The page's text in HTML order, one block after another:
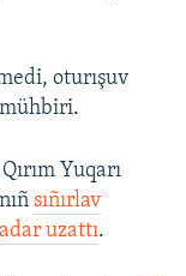
oturışuv
Yuqarı
sıñırlav
uzattı.